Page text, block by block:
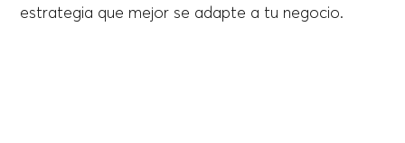
estrategia que mejor se adapte a tu negocio.